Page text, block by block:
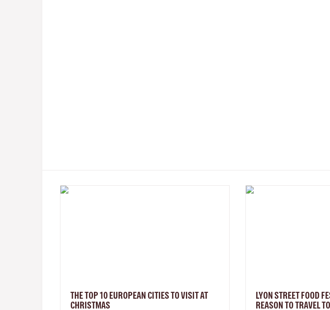
THE TOP 10 EUROPEAN CITIES TO VISIT AT
CHRISTMAS
LYON STREET FOOD
REASON TO TRAVEL